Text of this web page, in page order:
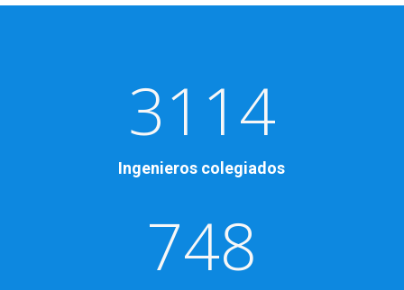
3114
Ingenieros colegiados
748